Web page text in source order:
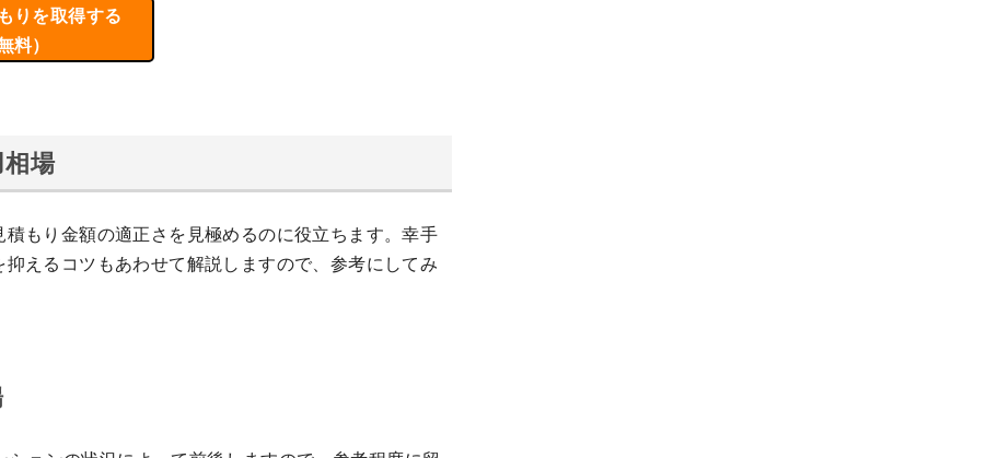
りを取得する
料）
場
もり金額の適正さを見極めるのに役立ちます。幸手
えるコツもあわせて解説しますので、参考にしてみ